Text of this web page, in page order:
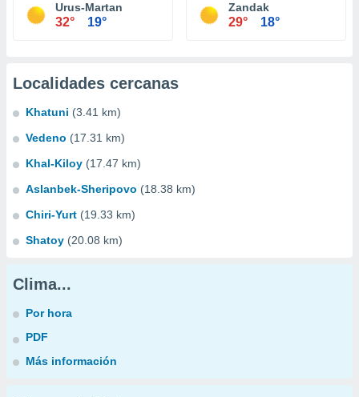
Urus-Martan
32° 19°
Zandak
29° 18°
Localidades cercanas
Khatuni (3.41 km)
Vedeno (17.31 km)
Khal-Kiloy (17.47 km)
Aslanbek-Sheripovo (18.38 km)
Chiri-Yurt (19.33 km)
Shatoy (20.08 km)
Clima...
Por hora
PDF
Más información